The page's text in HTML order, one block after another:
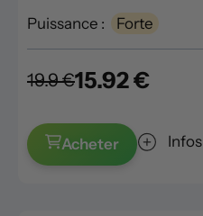
Puissance : Forte
19.9 €15.92 €
Acheter Infos